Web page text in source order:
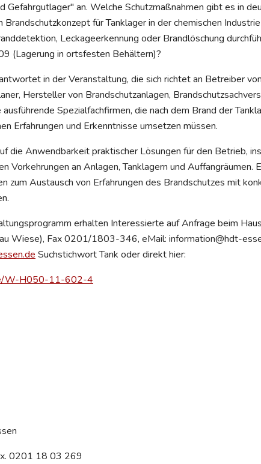
Gefahrgutlager" an. Welche Schutzmaßnahmen gibt es in
für Tanklager in der chemischen
Leckageerkennung oder Brandlöschung
(Lagerung in ortsfesten Behältern)?
in der Veranstaltung, die sich richtet an Betreiber
Hersteller von Brandschutzanlagen,
Spezialfachfirmen, die nach dem Brand der
Erfahrungen und Erkenntnisse umsetzen müssen.
die Anwendbarkeit praktischer Lösungen für den Betrieb,
Vorkehrungen an Anlagen, Tanklagern und Auffangräumen.
zum Austausch von Erfahrungen des Brandschutzes mit
erhalten Interessierte auf Anfrage beim
Wiese), Fax 0201/1803-346, eMail: information@hdt-
Suchstichwort Tank oder direkt hier:
W-H050-11-602-4
0201 18 03 269